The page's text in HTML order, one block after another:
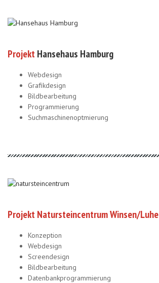
Projekt Hansehaus Hamburg
Webdesign
Grafikdesign
Bildbearbeitung
Programmierung
Suchmaschinenoptmierung
Projekt Natursteincentrum Winsen/Luhe
Konzeption
Webdesign
Screendesign
Bildbearbeitung
Datenbankprogrammierung